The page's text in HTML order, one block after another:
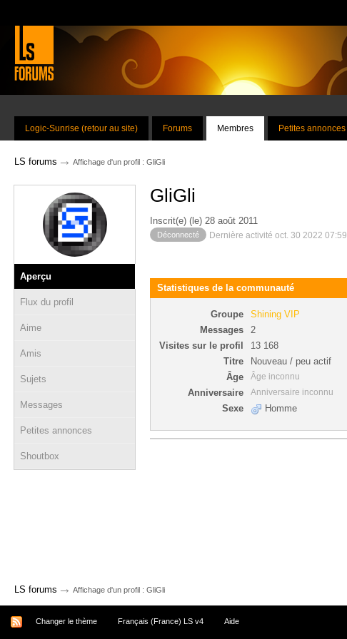
Logic-Sunrise (retour au site) Forums Membres Petites annonces
LS forums → Affichage d'un profil : GliGli
Aperçu
Flux du profil
Aime
Amis
Sujets
Messages
Petites annonces
Shoutbox
GliGli
Inscrit(e) (le) 28 août 2011
Déconnecté Dernière activité oct. 30 2022 07:59
Statistiques de la communauté
Groupe
Shining VIP
Messages
2
Visites sur le profil
13 168
Titre
Nouveau / peu actif
Âge
Âge inconnu
Anniversaire Anniversaire inconnu
Sexe Homme
LS forums → Affichage d'un profil : GliGli
Changer le thème Français (France) LS v4 Aide